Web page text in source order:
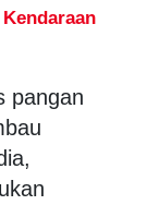
pangan